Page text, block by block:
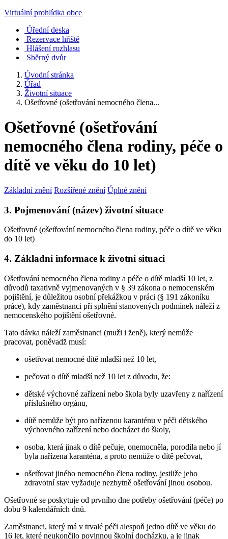
Virtuální prohlídka obce
Úřední deska
Rezervace hřiště
Hlášení rozhlasu
Sběrný dvůr
Úvodní stránka
Úřad
Životní situace
Ošetřovné (ošetřování nemocného člena...
Ošetřovné (ošetřování
nemocného člena rodiny, péče o
dítě ve věku do 10 let)
Základní znění Rozšířené znění Úplné znění
3. Pojmenování (název) životní situace
Ošetřovné (ošetřování nemocného člena rodiny, péče o dítě ve věku
do 10 let)
4. Základní informace k životní situaci
Ošetřování nemocného člena rodiny a péče o dítě mladší 10 let, z
důvodů taxativně vyjmenovaných v § 39 zákona o nemocenském
pojištění, je důležitou osobní překážkou v práci (§ 191 zákoníku
práce), kdy zaměstnanci při splnění stanovených podmínek náleží z
nemocenského pojištění ošetřovné.
Tato dávka náleží zaměstnanci (muži i ženě), který nemůže
pracovat, poněvadž musí:
ošetřovat nemocné dítě mladší než 10 let,
pečovat o dítě mladší než 10 let z důvodu, že:
dětské výchovné zařízení nebo škola byly uzavřeny z nařízení
příslušného orgánu,
dítě nemůže být pro nařízenou karanténu v péči dětského
výchovného zařízení nebo docházet do školy,
osoba, která jinak o dítě pečuje, onemocněla, porodila nebo jí
byla nařízena karanténa, a proto nemůže o dítě pečovat,
ošetřovat jiného nemocného člena rodiny, jestliže jeho
zdravotní stav vyžaduje nezbytně ošetřování jinou osobou.
Ošetřovné se poskytuje od prvního dne potřeby ošetřování (péče) po
dobu 9 kalendářních dnů.
Zaměstnanci, který má v trvalé péči alespoň jedno dítě ve věku do
16 let, které neukončilo povinnou školní docházku, a je jinak